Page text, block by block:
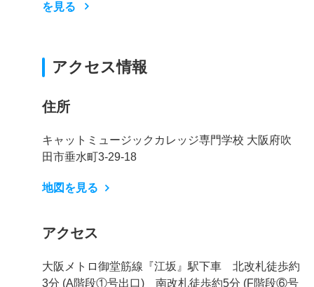
を見る
アクセス情報
住所
キャットミュージックカレッジ専門学校 大阪府吹
田市垂水町3-29-18
地図を見る
アクセス
大阪メトロ御堂筋線『江坂』駅下車 北改札徒歩約
3分 (A階段①号出口) 南改札徒歩約5分 (F階段⑥号